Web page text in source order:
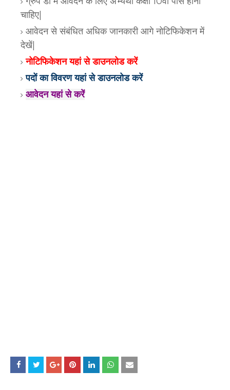
चाहिए|
आवेदन से संबंधित अधिक जानकारी आगे नोटिफिकेशन में
देखें|
नोटिफिकेशन यहां से डाउनलोड करें
पदों का विवरण यहां से डाउनलोड करें
आवेदन यहां से करें